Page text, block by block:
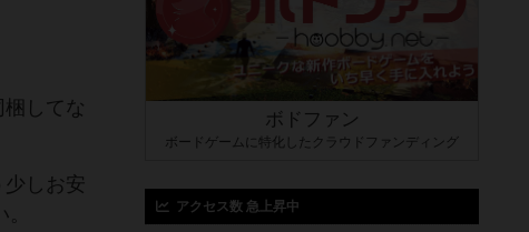
してな
しお安
ボドファン
ボードゲームに特化したクラウドファンディング
アクセス数 急上昇中